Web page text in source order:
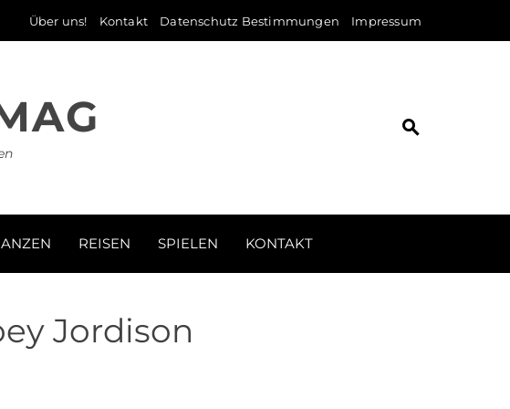
Über uns! Kontakt Datenschutz Bestimmungen Impressum
REISEN SPIELEN KONTAKT
Jordison